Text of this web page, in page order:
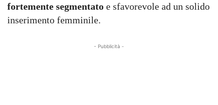
fortemente segmentato e sfavorevole ad un solido
inserimento femminile.
- Pubblicità -